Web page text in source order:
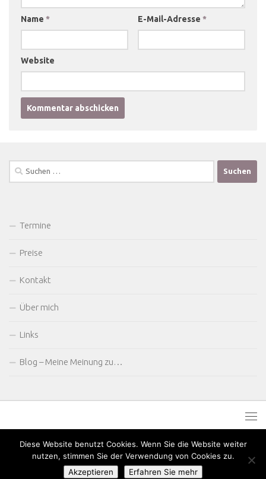
Name * E-Mail-Adresse *
Website
Suchen
nach:
Termine
Preise
Kontakt
Über mich
Links
Blog – Meine Meinung zu…
Diese Website benutzt Cookies. Wenn Sie die Website weiter
nutzen, stimmen Sie der Verwendung von Cookies zu.
Akzeptieren
Erfahren Sie mehr